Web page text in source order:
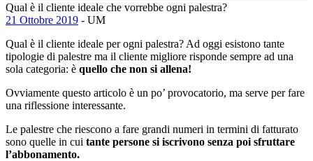
Qual è il cliente ideale che vorrebbe ogni palestra?
21 Ottobre 2019 - UM
Qual è il cliente ideale per ogni palestra? Ad oggi esistono tante
tipologie di palestre ma il cliente migliore risponde sempre ad una
sola categoria: è quello che non si allena!
Ovviamente questo articolo è un po’ provocatorio, ma serve per fare
una riflessione interessante.
Le palestre che riescono a fare grandi numeri in termini di fatturato
sono quelle in cui tante persone si iscrivono senza poi sfruttare
l’abbonamento.